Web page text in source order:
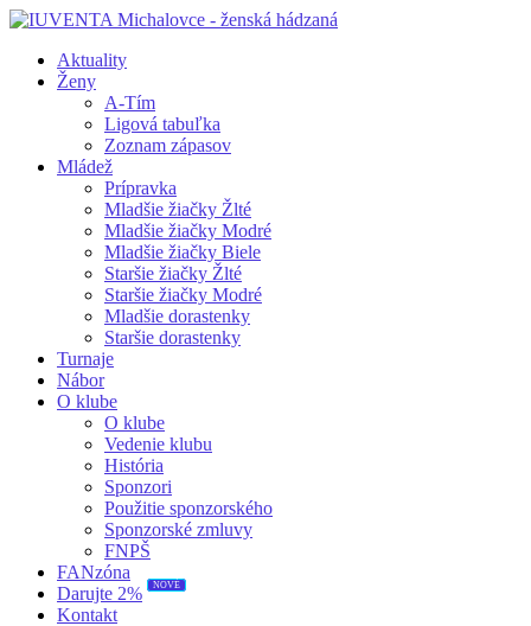
Aktuality
Ženy
A-Tím
Ligová tabuľka
Zoznam zápasov
Mládež
Prípravka
Mladšie žiačky Žlté
Mladšie žiačky Modré
Mladšie žiačky Biele
Staršie žiačky Žlté
Staršie žiačky Modré
Mladšie dorastenky
Staršie dorastenky
Turnaje
Nábor
O klube
O klube
Vedenie klubu
História
Sponzori
Použitie sponzorského
Sponzorské zmluvy
FNPŠ
FANzóna
Darujte 2%
NOVÉ
Kontakt